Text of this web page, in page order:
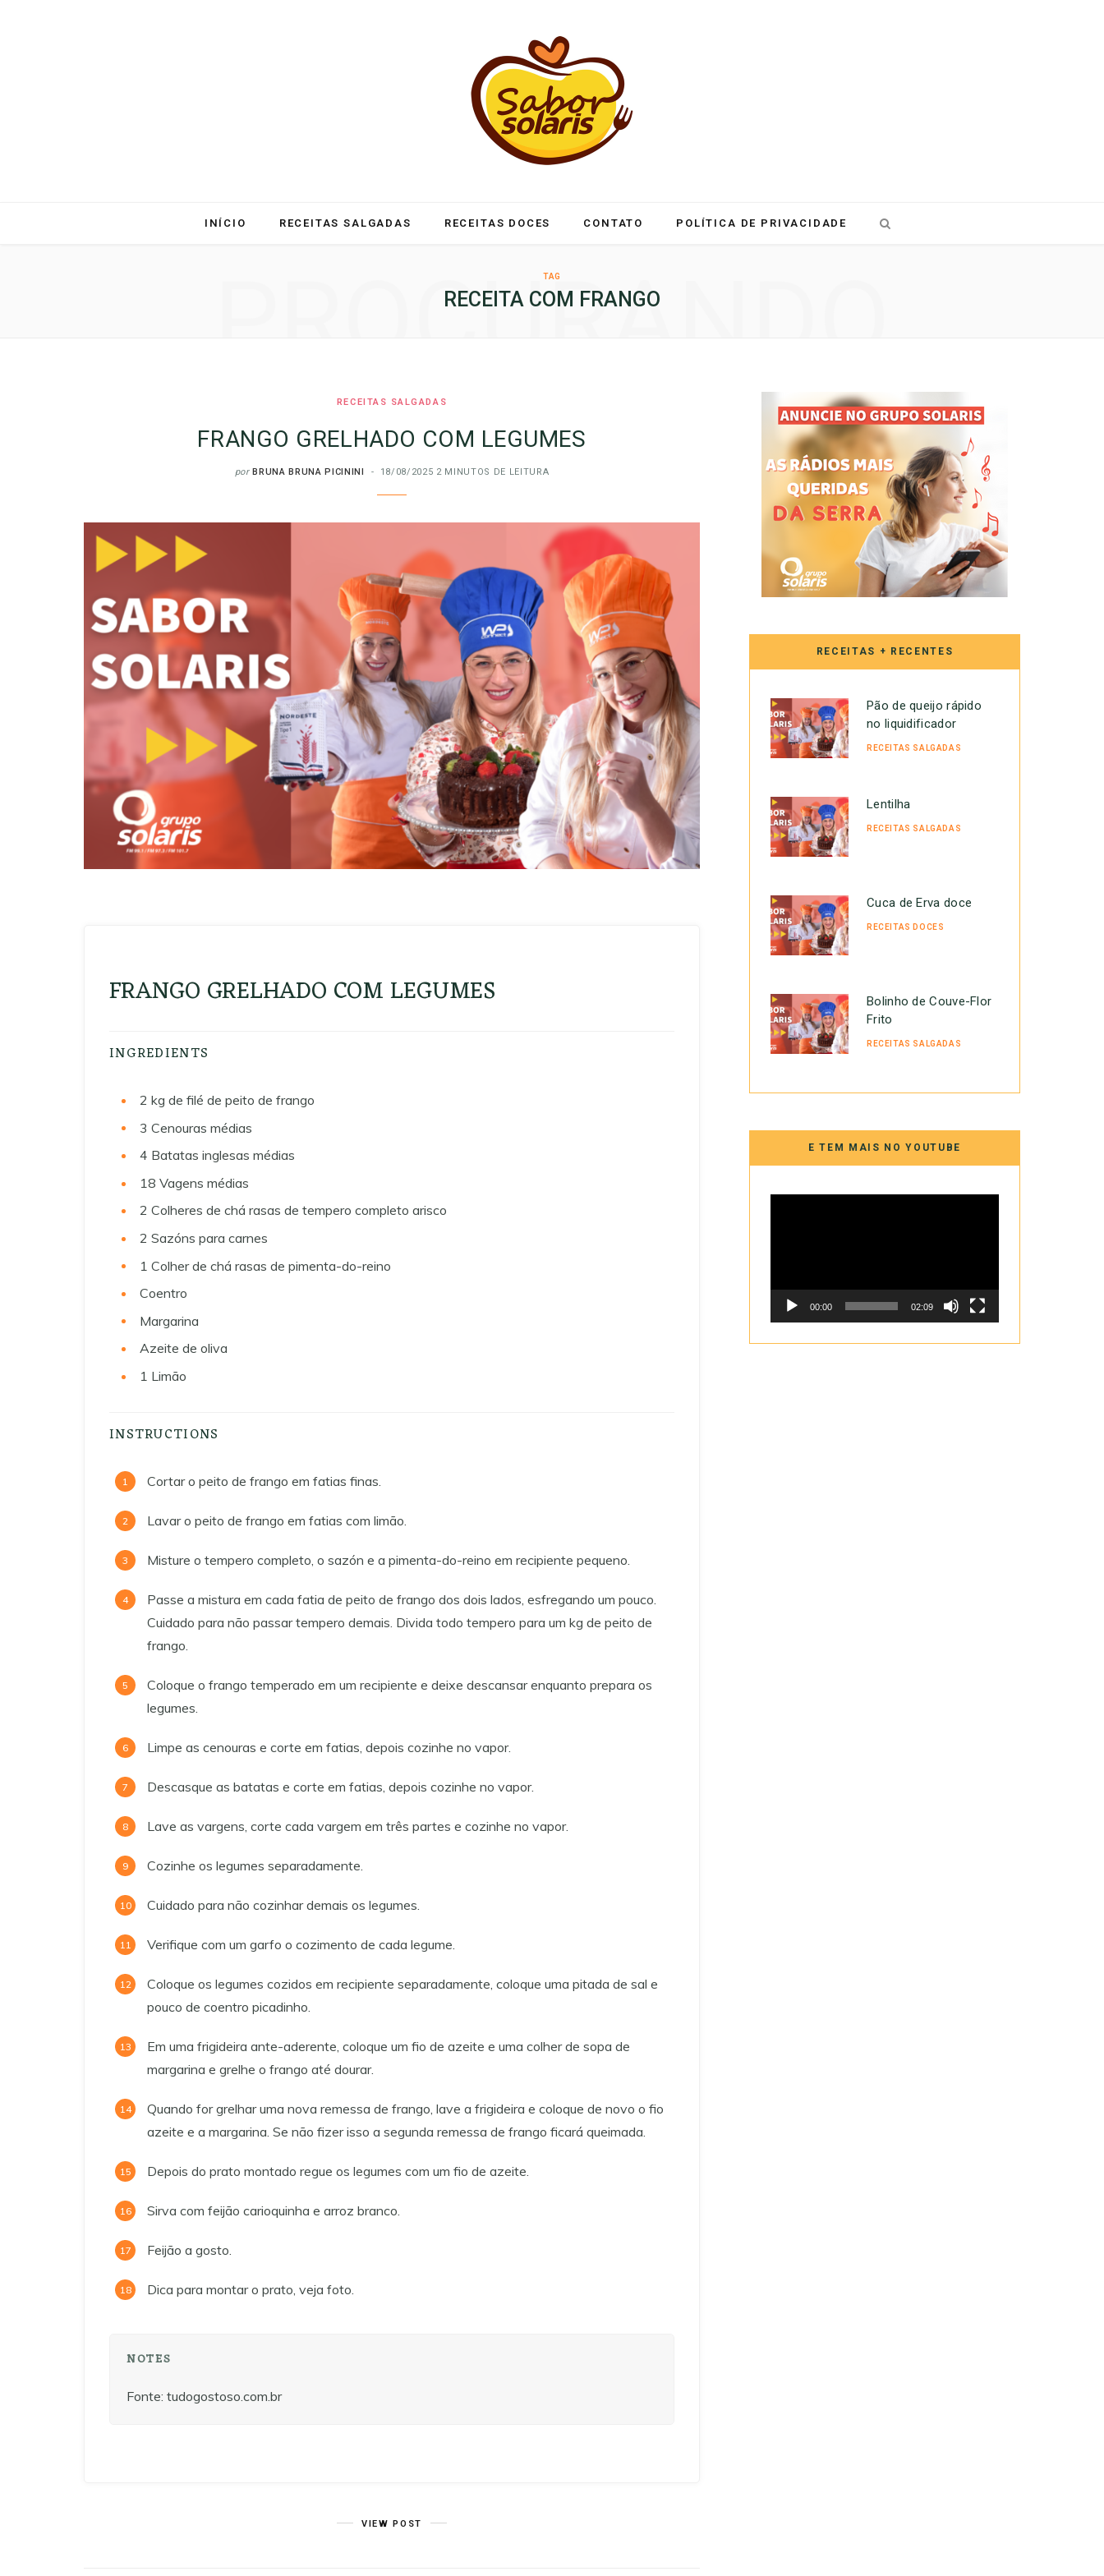
INÍCIO RECEITAS SALGADAS RECEITAS DOCES CONTATO POLÍTICA DE PRIVACIDADE
TAG
RECEITA COM FRANGO
PROCURANDO
RECEITAS SALGADAS
FRANGO GRELHADO COM LEGUMES
por BRUNA BRUNA PICININI 18/08/2025 2 MINUTOS DE LEITURA
FRANGO GRELHADO COM LEGUMES
INGREDIENTS
2 kg de filé de peito de frango
3 Cenouras médias
4 Batatas inglesas médias
18 Vagens médias
2 Colheres de chá rasas de tempero completo arisco
2 Sazóns para carnes
1 Colher de chá rasas de pimenta-do-reino
Coentro
Margarina
Azeite de oliva
1 Limão
INSTRUCTIONS
Cortar o peito de frango em fatias finas.
Lavar o peito de frango em fatias com limão.
Misture o tempero completo, o sazón e a pimenta-do-reino em recipiente pequeno.
Passe a mistura em cada fatia de peito de frango dos dois lados, esfregando um pouco.
Cuidado para não passar tempero demais. Divida todo tempero para um kg de peito de
frango.
Coloque o frango temperado em um recipiente e deixe descansar enquanto prepara os
legumes.
Limpe as cenouras e corte em fatias, depois cozinhe no vapor.
Descasque as batatas e corte em fatias, depois cozinhe no vapor.
Lave as vargens, corte cada vargem em três partes e cozinhe no vapor.
Cozinhe os legumes separadamente.
Cuidado para não cozinhar demais os legumes.
Verifique com um garfo o cozimento de cada legume.
Coloque os legumes cozidos em recipiente separadamente, coloque uma pitada de sal e
pouco de coentro picadinho.
Em uma frigideira ante-aderente, coloque um fio de azeite e uma colher de sopa de
margarina e grelhe o frango até dourar.
Quando for grelhar uma nova remessa de frango, lave a frigideira e coloque de novo o fio
azeite e a margarina. Se não fizer isso a segunda remessa de frango ficará queimada.
Depois do prato montado regue os legumes com um fio de azeite.
Sirva com feijão carioquinha e arroz branco.
Feijão a gosto.
Dica para montar o prato, veja foto.
NOTES
Fonte: tudogostoso.com.br
VIEW POST
RECEITAS + RECENTES
Pão de queijo rápido
no liquidificador
RECEITAS SALGADAS
Lentilha
RECEITAS SALGADAS
Cuca de Erva doce
RECEITAS DOCES
Bolinho de Couve-Flor
Frito
RECEITAS SALGADAS
E TEM MAIS NO YOUTUBE
00:00 02:09